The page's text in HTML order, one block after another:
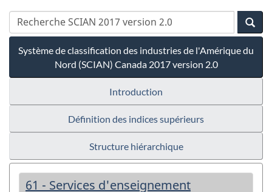
Système de classification des industries de l'Amérique du
Nord (SCIAN) Canada 2017 version 2.0
Introduction
Définition des indices supérieurs
Structure hiérarchique
61 - Services d'enseignement